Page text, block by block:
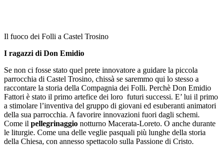
Il fuoco dei Folli a Castel Trosino
I ragazzi di Don Emidio
Se non ci fosse stato quel prete innovatore a guidare la piccola
parrocchia di Castel Trosino, chissà se saremmo qui lo stesso a
raccontare la storia della Compagnia dei Folli. Perchè Don Emidio
Fattori è stato il primo artefice dei loro futuri successi. E’ lui il primo
a stimolare l’inventiva del gruppo di giovani ed esuberanti animatori
della sua parrocchia. A favorire innovazioni fuori dagli schemi.
Come il pellegrinaggio notturno Macerata-Loreto. O anche durante
le liturgie. Come una delle veglie pasquali più lunghe della storia
della Chiesa, con annesso spettacolo sulla Passione di Cristo.